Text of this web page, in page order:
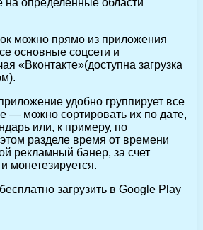
можно прямо из приложения
основные соцсети и
«Вконтакте»(доступна загрузка
удобно группирует все
— можно сортировать их по дате,
или, к примеру, по
разделе время от времени
рекламный банер, за счет
монетезируется.
загрузить в Google Play